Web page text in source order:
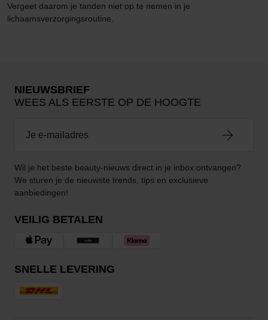
Vergeet daarom je tanden niet op te nemen in je
lichaamsverzorgingsroutine.
NIEUWSBRIEF
WEES ALS EERSTE OP DE HOOGTE
Wil je het beste beauty-nieuws direct in je inbox ontvangen?
We sturen je de nieuwste trends, tips en exclusieve
aanbiedingen!
VEILIG BETALEN
SNELLE LEVERING